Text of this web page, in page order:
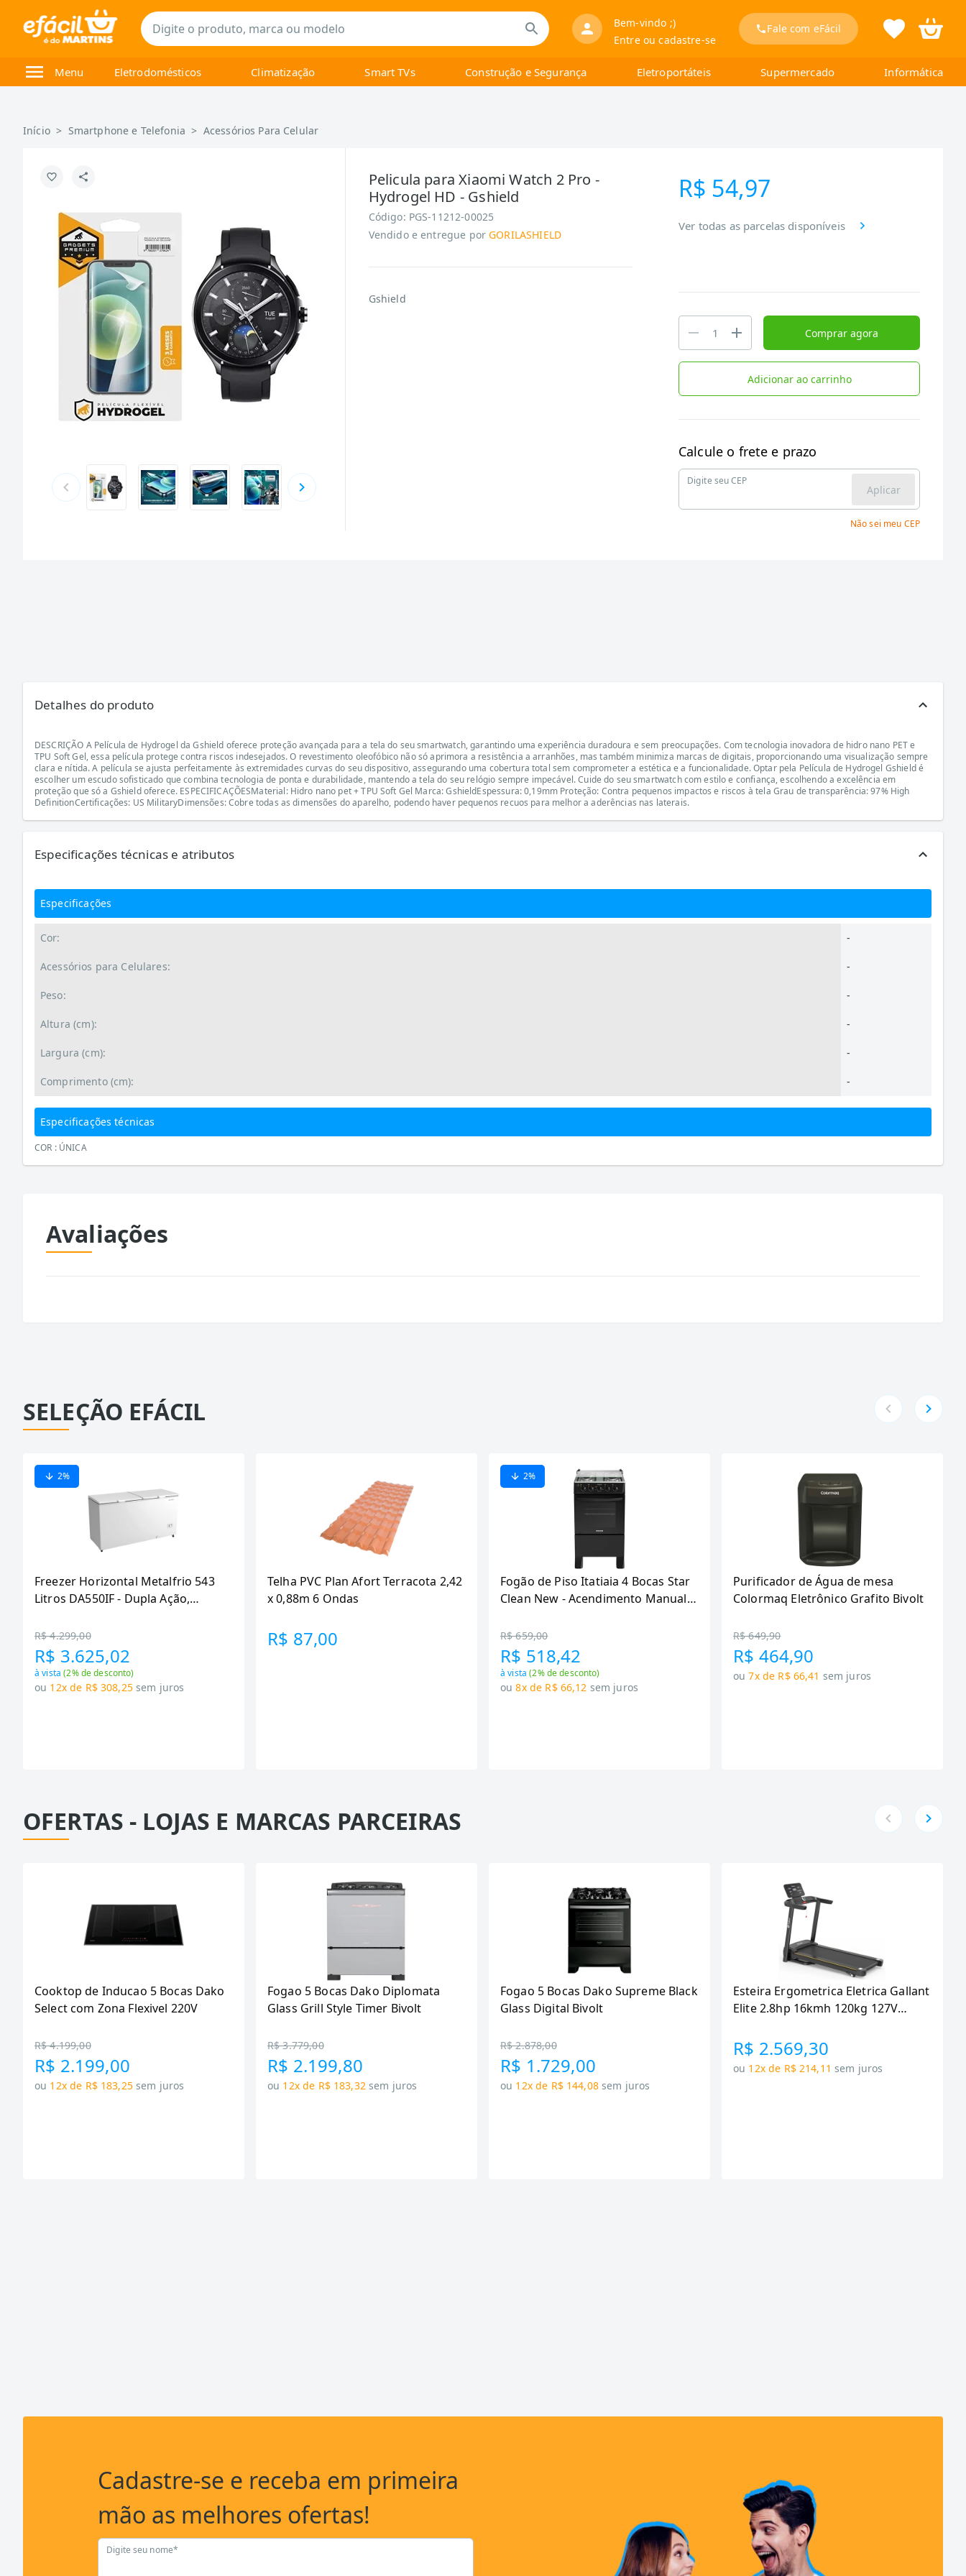
Bem-vindo ;)
Entre ou cadastre-se
Fale com eFácil
Menu Eletrodomésticos Climatização Smart TVs Construção e Segurança Eletroportáteis Supermercado Informática
Início > Smartphone e Telefonia > Acessórios Para Celular
Pelicula para Xiaomi Watch 2 Pro -
Hydrogel HD - Gshield
Código: PGS-11212-00025
Vendido e entregue por GORILASHIELD
Gshield
R$ 54,97
Ver todas as parcelas disponíveis
Comprar agora
Adicionar ao carrinho
Calcule o frete e prazo
Digite seu CEP
Aplicar
Não sei meu CEP
Detalhes do produto
DESCRIÇÃO A Película de Hydrogel da Gshield oferece proteção avançada para a tela do seu smartwatch, garantindo uma experiência duradoura e sem preocupações. Com tecnologia inovadora de hidro nano PET e
TPU Soft Gel, essa película protege contra riscos indesejados. O revestimento oleofóbico não só aprimora a resistência a arranhões, mas também minimiza marcas de digitais, proporcionando uma visualização sempre
clara e nítida. A película se ajusta perfeitamente às extremidades curvas do seu dispositivo, assegurando uma cobertura total sem comprometer a estética e a funcionalidade. Optar pela Película de Hydrogel Gshield é
escolher um escudo sofisticado que combina tecnologia de ponta e durabilidade, mantendo a tela do seu relógio sempre impecável. Cuide do seu smartwatch com estilo e confiança, escolhendo a excelência em
proteção que só a Gshield oferece. ESPECIFICAÇÕESMaterial: Hidro nano pet + TPU Soft Gel Marca: GshieldEspessura: 0,19mm Proteção: Contra pequenos impactos e riscos à tela Grau de transparência: 97% High
DefinitionCertificações: US MilitaryDimensões: Cobre todas as dimensões do aparelho, podendo haver pequenos recuos para melhor a aderências nas laterais.
Especificações técnicas e atributos
Especificações
Cor: -
Acessórios para Celulares: -
Peso: -
Altura (cm): -
Largura (cm): -
Comprimento (cm): -
Especificações técnicas
COR : ÚNICA
Avaliações
SELEÇÃO EFÁCIL
2%
Freezer Horizontal Metalfrio 543
Litros DA550IF - Dupla Ação,
R$ 4.299,00
R$ 3.625,02
à vista(2% de desconto)
ou 12x de R$ 308,25 sem juros
Telha PVC Plan Afort Terracota 2,42
x 0,88m 6 Ondas
R$ 87,00
2%
Fogão de Piso Itatiaia 4 Bocas Star
Clean New - Acendimento Manual,
R$ 659,00
R$ 518,42
à vista(2% de desconto)
ou 8x de R$ 66,12 sem juros
Purificador de Água de mesa
Colormaq Eletrônico Grafito Bivolt
R$ 649,90
R$ 464,90
ou 7x de R$ 66,41 sem juros
OFERTAS - LOJAS E MARCAS PARCEIRAS
Cooktop de Inducao 5 Bocas Dako
Select com Zona Flexivel 220V
R$ 4.199,00
R$ 2.199,00
ou 12x de R$ 183,25 sem juros
Fogao 5 Bocas Dako Diplomata
Glass Grill Style Timer Bivolt
R$ 3.779,00
R$ 2.199,80
ou 12x de R$ 183,32 sem juros
Fogao 5 Bocas Dako Supreme Black
Glass Digital Bivolt
R$ 2.878,00
R$ 1.729,00
ou 12x de R$ 144,08 sem juros
Esteira Ergometrica Eletrica Gallant
Elite 2.8hp 16kmh 120kg 127V
R$ 2.569,30
ou 12x de R$ 214,11 sem juros
Cadastre-se e receba em primeira
mão as melhores ofertas!
Digite seu nome*